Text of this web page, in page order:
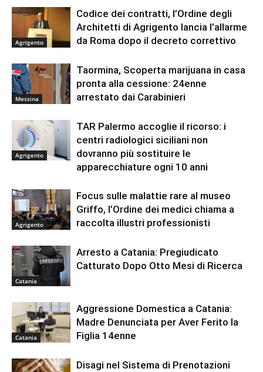
Agrigento
Codice dei contratti, l’Ordine degli
Architetti di Agrigento lancia l’allarme
da Roma dopo il decreto correttivo
Messina
Taormina, Scoperta marijuana in casa
pronta alla cessione: 24enne
arrestato dai Carabinieri
Agrigento
TAR Palermo accoglie il ricorso: i
centri radiologici siciliani non
dovranno più sostituire le
apparecchiature ogni 10 anni
Agrigento
Focus sulle malattie rare al museo
Griffo, l’Ordine dei medici chiama a
raccolta illustri professionisti
Catania
Arresto a Catania: Pregiudicato
Catturato Dopo Otto Mesi di Ricerca
Catania
Aggressione Domestica a Catania:
Madre Denunciata per Aver Ferito la
Figlia 14enne
Disagi nel Sistema di Prenotazioni